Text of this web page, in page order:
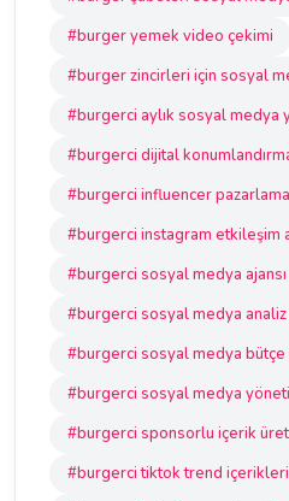
#burger yemek video çekimi
#burger zincirleri için sosyal
#burgerci aylık sosyal medya
#burgerci dijital
#burgerci influencer pazarlama
#burgerci instagram etkileşim
#burgerci sosyal medya ajansı
#burgerci sosyal medya
#burgerci sosyal medya bütçe
#burgerci sosyal medya
#burgerci sponsorlu içerik
#burgerci tiktok trend içerikleri